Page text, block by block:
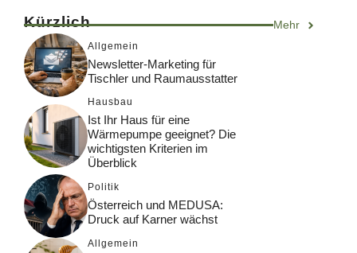
Kürzlich Mehr
Allgemein
Newsletter-Marketing für
Tischler und Raumausstatter
Hausbau
Ist Ihr Haus für eine
Wärmepumpe geeignet? Die
wichtigsten Kriterien im
Überblick
Politik
Österreich und MEDUSA:
Druck auf Karner wächst
Allgemein